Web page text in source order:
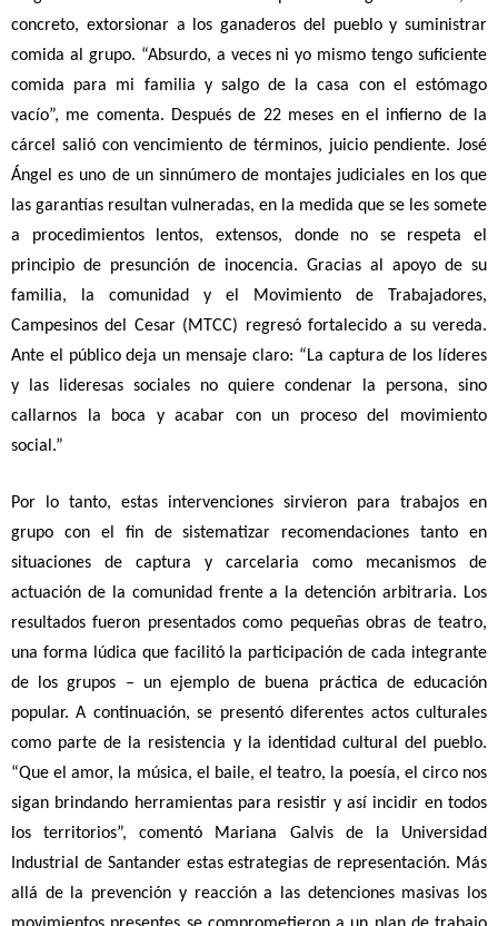
concreto, extorsionar a los ganaderos del pueblo y suministrar
comida al grupo. “Absurdo, a veces ni yo mismo tengo suficiente
comida para mi familia y salgo de la casa con el estómago
vacío”, me comenta. Después de 22 meses en el infierno de la
cárcel salió con vencimiento de términos, juicio pendiente. José
Ángel es uno de un sinnúmero de montajes judiciales en los que
las garantías resultan vulneradas, en la medida que se les somete
a procedimientos lentos, extensos, donde no se respeta el
principio de presunción de inocencia. Gracias al apoyo de su
familia, la comunidad y el Movimiento de Trabajadores,
Campesinos del Cesar (MTCC) regresó fortalecido a su vereda.
Ante el público deja un mensaje claro: “La captura de los líderes
y las lideresas sociales no quiere condenar la persona, sino
callarnos la boca y acabar con un proceso del movimiento
social.”
Por lo tanto, estas intervenciones sirvieron para trabajos en
grupo con el fin de sistematizar recomendaciones tanto en
situaciones de captura y carcelaria como mecanismos de
actuación de la comunidad frente a la detención arbitraria. Los
resultados fueron presentados como pequeñas obras de teatro,
una forma lúdica que facilitó la participación de cada integrante
de los grupos – un ejemplo de buena práctica de educación
popular. A continuación, se presentó diferentes actos culturales
como parte de la resistencia y la identidad cultural del pueblo.
“Que el amor, la música, el baile, el teatro, la poesía, el circo nos
sigan brindando herramientas para resistir y así incidir en todos
los territorios”, comentó Mariana Galvis de la Universidad
Industrial de Santander estas estrategias de representación. Más
allá de la prevención y reacción a las detenciones masivas los